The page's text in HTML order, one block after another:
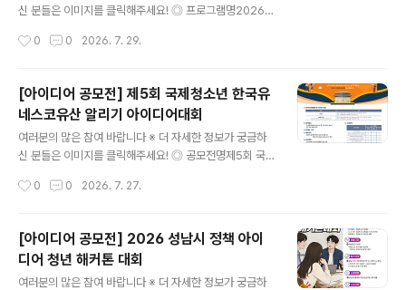
디어 공모전] ◎ 제안채택 및 시행① 제안요건 충족여부 등
안시행부서) 사전 채택여부 검토(내용 충실도에 따라 불채
신 분들은 이미지를 클릭해주세요! ◎ 프로그램명2026 A
로그램 ◎ 참여대상자원봉사에 관심 있는 누구나 ◎ 참여
이디어 ◎ 접수기간2026. 7. 24.(금) ~ 8. 17.(월)까지 ◎
참여분야환경·기후 : 탄소중립, 자원순환, 생태보전돌봄·복
지 : 노인, 아동, 장애인, 1인 가구, 취약계층안전·재난 : 생
활안전, 범죄예방, 재난대응, 교통안전지역공동체 : 주민참
여, 세대통합, 다문화, 마을활성화자유주제 : 각종 사회문
정- 참여자 모집 : 7.24.(금)~8.17.(월) / ..
0 0 2026. 7. 29.
[아이디어 공모전] 제5회 국제청소년 한국유
네스코유산 알리기 아이디어대회
여러분의 많은 참여 바랍니다 ※ 더 자세한 정보가 궁금하
신 분들은 이미지를 클릭해주세요! ◎ 공모전명제5회 국제
Global Idea Contest of Promotion for the Kore
전 세계 초등학생 1학년 이상 중․고교생 또는 청소년 개인
또는 팀(최대 5인)(Individual or Team(within 5 pers
ons) Youth of 1st~13th Grade) ◎ 공모내용한국의
모든 유네스코유산 에 대하여 전 세계에 널리 알리고자 하
0 0 2026. 7. 27.
[아이디어 공모전] 2026 성남시 정책 아이
디어 청년 해커톤 대회
여러분의 많은 참여 바랍니다 ※ 더 자세한 정보가 궁금하